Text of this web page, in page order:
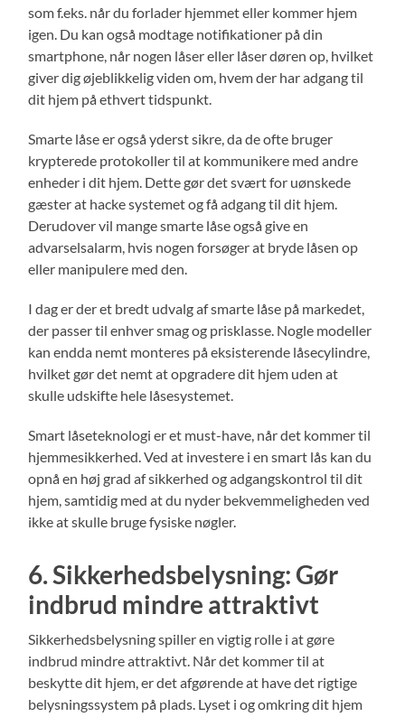
som f.eks. når du forlader hjemmet eller kommer hjem
igen. Du kan også modtage notifikationer på din
smartphone, når nogen låser eller låser døren op, hvilket
giver dig øjeblikkelig viden om, hvem der har adgang til
dit hjem på ethvert tidspunkt.
Smarte låse er også yderst sikre, da de ofte bruger
krypterede protokoller til at kommunikere med andre
enheder i dit hjem. Dette gør det svært for uønskede
gæster at hacke systemet og få adgang til dit hjem.
Derudover vil mange smarte låse også give en
advarselsalarm, hvis nogen forsøger at bryde låsen op
eller manipulere med den.
I dag er der et bredt udvalg af smarte låse på markedet,
der passer til enhver smag og prisklasse. Nogle modeller
kan endda nemt monteres på eksisterende låsecylindre,
hvilket gør det nemt at opgradere dit hjem uden at
skulle udskifte hele låsesystemet.
Smart låseteknologi er et must-have, når det kommer til
hjemmesikkerhed. Ved at investere i en smart lås kan du
opnå en høj grad af sikkerhed og adgangskontrol til dit
hjem, samtidig med at du nyder bekvemmeligheden ved
ikke at skulle bruge fysiske nøgler.
6. Sikkerhedsbelysning: Gør
indbrud mindre attraktivt
Sikkerhedsbelysning spiller en vigtig rolle i at gøre
indbrud mindre attraktivt. Når det kommer til at
beskytte dit hjem, er det afgørende at have det rigtige
belysningssystem på plads. Lyset i og omkring dit hjem